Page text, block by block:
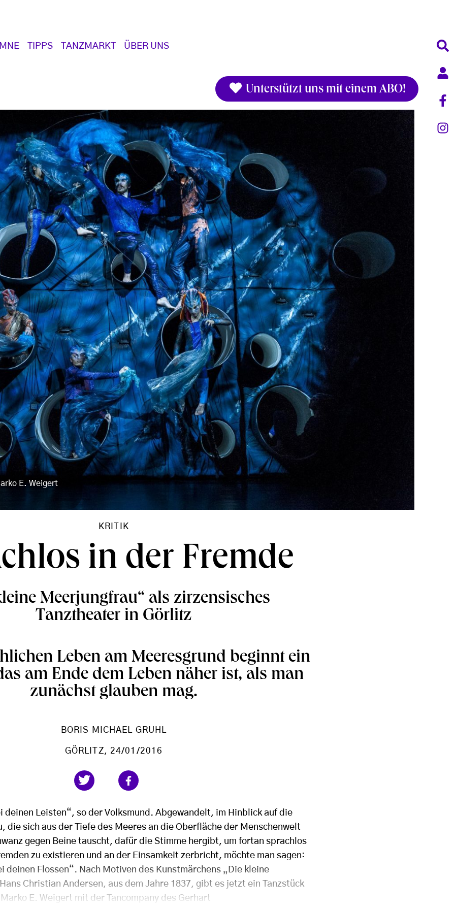
TIPPS TANZMARKT ÜBER UNS
Unterstützt uns mit einem ABO!
E. Weigert
KRITIK
in der Fremde
Meerjungfrau“ als zirzensisches
Tanztheater in Görlitz
Leben am Meeresgrund beginnt ein
am Ende dem Leben näher ist, als man
zunächst glauben mag.
BORIS MICHAEL GRUHL
GÖRLITZ, 24/01/2016
deinen Leisten“, so der Volksmund. Abgewandelt, im Hinblick auf die
die sich aus der Tiefe des Meeres an die Oberfläche der Menschenwelt
gegen Beine tauscht, dafür die Stimme hergibt, um fortan sprachlos
zu existieren und an der Einsamkeit zerbricht, möchte man sagen:
deinen Flossen“. Nach Motiven des Kunstmärchens „Die kleine
Christian Andersen, aus dem Jahre 1837, gibt es jetzt ein Tanzstück
E. Weigert mit der Tancompany des Gerhart